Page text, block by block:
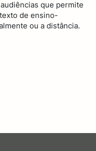
que permite
de ensino-
ou a distância.